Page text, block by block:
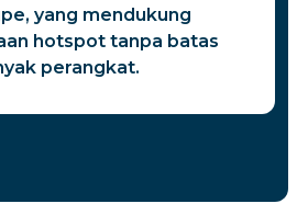
yang mendukung
hotspot tanpa batas
perangkat.